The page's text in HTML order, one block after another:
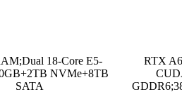
18-Core E5-
NVMe+8TB
SATA
RTX